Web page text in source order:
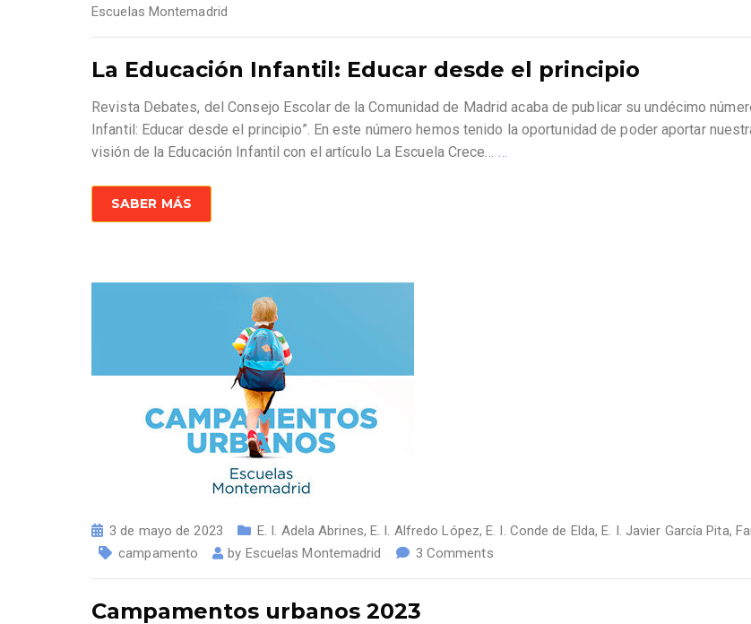
Escuelas Montemadrid
La Educación Infantil: Educar desde el principio
Revista Debates, del Consejo Escolar de la Comunidad de Madrid acaba de publicar su undécimo
Infantil: Educar desde el principio”. En este número hemos tenido la oportunidad de poder aportar
visión de la Educación Infantil con el artículo La Escuela Crece… …
SABER MÁS
3 de mayo de 2023 E. I. Adela Abrines,E. I. Alfredo López,E. I. Conde de Elda,E. I. Javier García Pita,
campamento
by Escuelas Montemadrid 3 Comments
Campamentos urbanos 2023